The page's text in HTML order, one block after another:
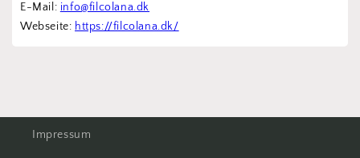
E-Mail: info@filcolana.dk
Webseite: https://filcolana.dk/
Impressum